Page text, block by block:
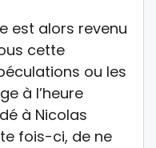
est alors revenu
cette
ou les
à l’heure
à Nicolas
fois-ci, de ne